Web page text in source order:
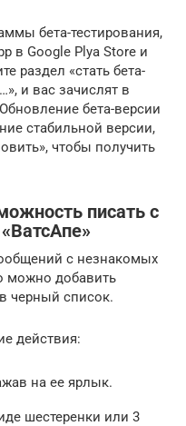
бета-тестирования,
в Google Plya Store и
раздел «стать бета-
и вас зачислят в
бета-версии
стабильной версии,
чтобы получить
писать с
с незнакомых
можно добавить
черный список.
действия:
на ее ярлык.
шестеренки или 3